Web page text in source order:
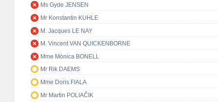
Ms Gyde JENSEN
Mr Konstantin KUHLE
M. Jacques LE NAY
M. Vincent VAN QUICKENBORNE
Mme Mònica BONELL
Mr Rik DAEMS
Mme Doris FIALA
Mr Martin POLIAČIK